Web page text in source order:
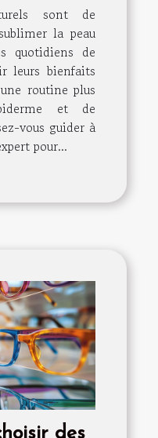
sont de
la peau
quotidiens de
leurs bienfaits
routine plus
et de
vous guider à
pour...
des